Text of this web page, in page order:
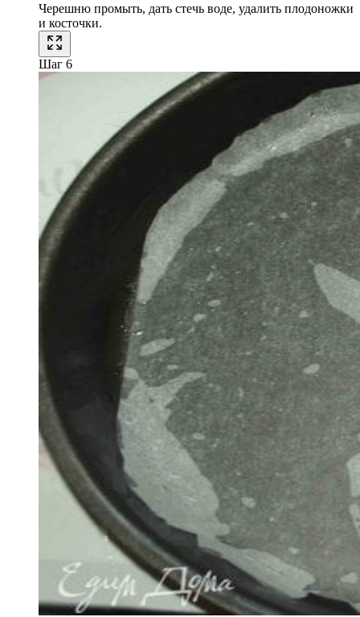
Черешню промыть, дать стечь воде, удалить плодоножки
и косточки.
Шаг 6